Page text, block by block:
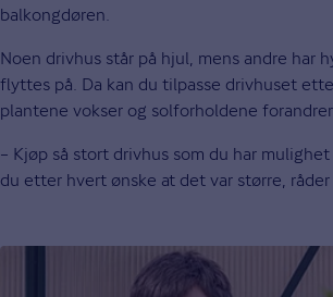
balkongdøren.
Noen drivhus står på hjul, mens andre har
flyttes på. Da kan du tilpasse drivhuset
plantene vokser og solforholdene
– Kjøp så stort drivhus som du har
du etter hvert ønske at det var større, råder